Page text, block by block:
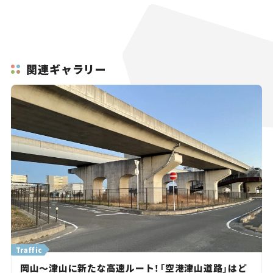
関連ギャラリー
Traffic
岡山～津山に新たな高速ルート！「空港津山道路」はど